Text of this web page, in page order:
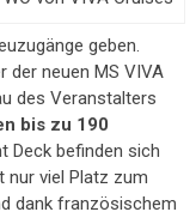
geben.
der neuen MS VIVA
des Veranstalters
bis zu 190
Deck befinden sich
nur viel Platz zum
dank französischem